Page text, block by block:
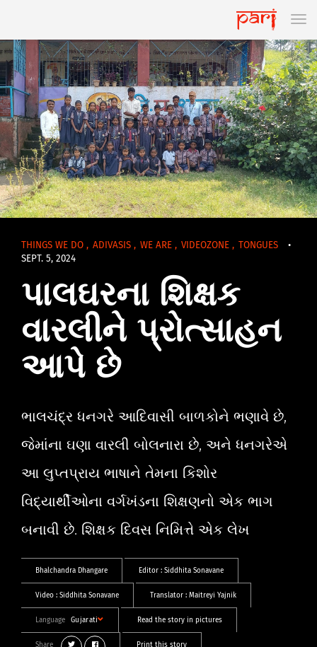
THINGS WE DO , ADIVASIS , WE ARE , VIDEOZONE , TONGUES
•
SEPT. 5, 2024
પાલઘરના શિક્ષક
વારલીને પ્રોત્સાહન
આપે છે
ભાલચંદ્ર ધનગરે આદિવાસી બાળકોને ભણાવે છે,
જેમાંના ઘણા વારલી બોલનારા છે, અને ધનગરેએ
આ લુપ્તપ્રાય ભાષાને તેમના કિશોર
વિદ્યાર્થીઓના વર્ગખંડના શિક્ષણનો એક ભાગ
બનાવી છે. શિક્ષક દિવસ નિમિત્તે એક લેખ
Bhalchandra Dhangare Editor : Siddhita Sonavane
Video : Siddhita Sonavane Translator : Maitreyi Yajnik
Language Gujarati Read the story in pictures
Share Print this story